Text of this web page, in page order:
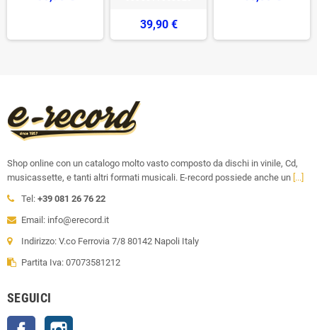
39,90 €
Shop online con un catalogo molto vasto composto da dischi in vinile, Cd,
musicassette, e tanti altri formati musicali. E-record possiede anche un [...]
Tel: +39 081 26 76 22
Email: info@erecord.it
Indirizzo: V.co Ferrovia 7/8 80142 Napoli Italy
Partita Iva: 07073581212
SEGUICI
Facebook